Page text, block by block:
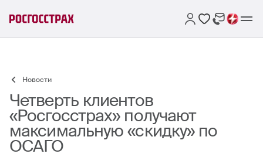
Новости
Четверть клиентов
«Росгосстрах» получают
максимальную «скидку» по
ОСАГО